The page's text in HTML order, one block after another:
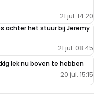
21 jul. 14:20
achter het stuur bij Jeremy
21 jul. 08:45
lek nu boven te hebben
20 jul. 15:15